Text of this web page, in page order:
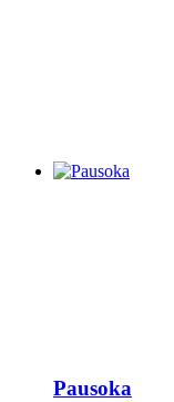
Pausoka